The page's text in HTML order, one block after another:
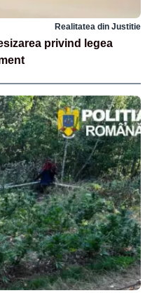
Realitatea din Justitie
privind legea